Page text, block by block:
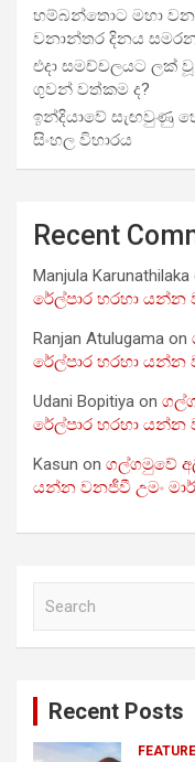
හම්බන්තොට මහා වන
වනාන්තර දිනය සමරන
එදා සමච්චලයට ලක්
ගුවන් වත්කම ද?
ඉන්දියාවේ සැඟවුණු
සිංහල විහාරය
Recent
Manjula Karunathilaka
රේල්පාර හරහා යන්න
Ranjan Atulugama on
රේල්පාර හරහා යන්න
Udani Bopitiya on
රේල්පාර හරහා යන්න
Kasun on ගල්ගමුවේ
යන්න වනජීවී උමං
Recent Posts